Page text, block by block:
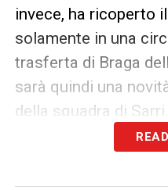
invece, ha ricoperto
solamente in una
trasferta di Braga
sarà quindi una
della squadra di Sarri.
L’adattamento di